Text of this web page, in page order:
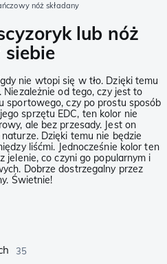
nóż składany
lub nóż
siebie
nie wtopi się w tło. Dzięki temu
od tego, czy jest to
sportowego, czy po prostu sposób
sprzętu EDC, ten kolor nie
ale bez przesady. Jest on
Dzięki temu nie będzie
liśćmi. Jednocześnie kolor ten
jelenie, co czyni go popularnym i
Dobrze dostrzegalny przez
Świetnie!
35